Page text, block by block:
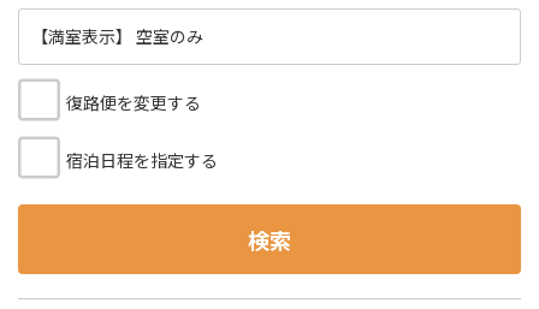
【満室表示】 空室のみ
復路便を変更する
宿泊日程を指定する
検索